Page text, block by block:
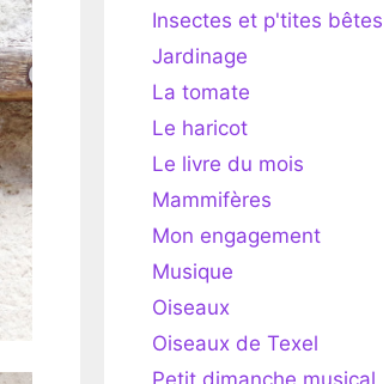
Insectes et p'tites bêtes
Jardinage
La tomate
Le haricot
Le livre du mois
Mammifères
Mon engagement
Musique
Oiseaux
Oiseaux de Texel
Petit dimanche musical